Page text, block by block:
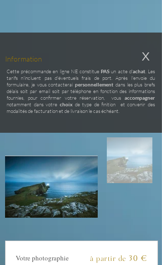
Information X
Cette précommande en ligne NE constituePAS un acte d'achat. Les
tarifs n'incluent pas d'éventuels frais de port. Après l'envoie du
formulaire, je vous contacterai personnellement dans les plus brefs
délais soit par email soit par téléphone en fonction des informations
fournies, pour confirmer votre réservation, vous accompagner
notamment dans votre choixde type de finition et convenir des
modalités de facturation et de livraison le cas échéant.
Votre photographie à partir de 30 €